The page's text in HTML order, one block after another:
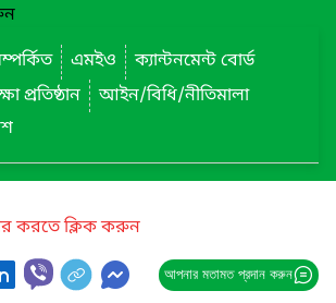
এমইও
ক্যান্টনমেন্ট বোর্ড
প্রতিষ্ঠান
আইন/বিধি/নীতিমালা
করতে ক্লিক করুন
আপনার মতামত প্রদান করুন